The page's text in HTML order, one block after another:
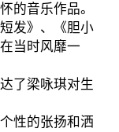
的音乐作品。
发》、《胆小
当时风靡一
了梁咏琪对生
性的张扬和洒